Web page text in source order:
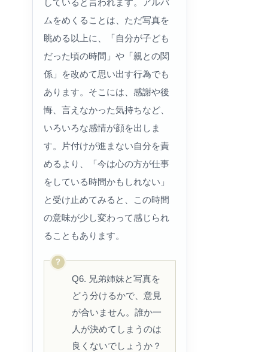
していると言われます。アルバ
ムをめくることは、ただ写真を
眺める以上に、「自分が子ども
だった頃の時間」や「親との関
係」を改めて思い出す行為でも
あります。そこには、感謝や後
悔、言えなかった気持ちなど、
いろいろな感情が顔を出しま
す。片付けが進まない自分を責
めるより、「今は心の方が仕事
をしている時間かもしれない」
と受け止めてみると、この時間
の意味が少し変わって感じられ
ることもあります。
Q6. 兄弟姉妹と写真を
どう分けるかで、意見
が合いません。誰か一
人が決めてしまうのは
良くないでしょうか？